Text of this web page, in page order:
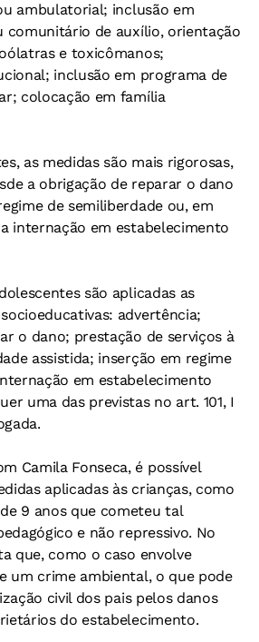
ambulatorial; inclusão em
comunitário de auxílio, orientação
e toxicômanos;
inclusão em programa de
colocação em família
as medidas são mais rigorosas,
a obrigação de reparar o dano
de semiliberdade ou, em
internação em estabelecimento
são aplicadas as
advertência;
o dano; prestação de serviços à
assistida; inserção em regime
em estabelecimento
uma das previstas no art. 101, I
Camila Fonseca, é possível
aplicadas às crianças, como
9 anos que cometeu tal
e não repressivo. No
que, como o caso envolve
um crime ambiental, o que pode
civil dos pais pelos danos
do estabelecimento.